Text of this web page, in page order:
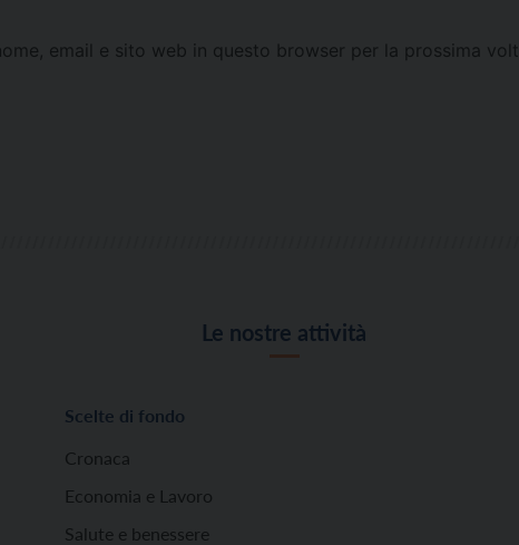
email e sito web in questo browser per la prossima
Le nostre attività
Scelte di fondo
Cronaca
Economia e Lavoro
Salute e benessere